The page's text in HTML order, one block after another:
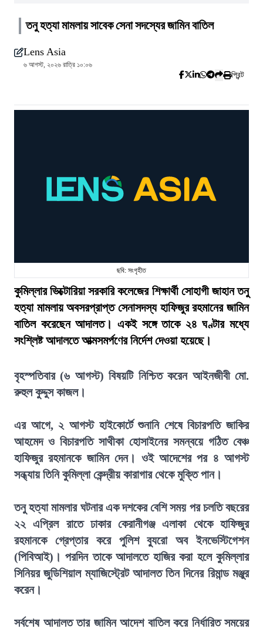
তনু হত্যা মামলায় সাবেক সেনা সদস্যের জামিন বাতিল
Lens Asia
৬ আগস্ট, ২০২৬ রাত্রি ১০:০৬
প্রিন্ট
ছবি: সংগৃহীত
কুমিল্লার ভিক্টোরিয়া সরকারি কলেজের শিক্ষার্থী সোহাগী জাহান তনু
হত্যা মামলায় অবসরপ্রাপ্ত সেনাসদস্য হাফিজুর রহমানের জামিন
বাতিল করেছেন আদালত। একই সঙ্গে তাকে ২৪ ঘণ্টার মধ্যে
সংশ্লিষ্ট আদালতে আত্মসমর্পণের নির্দেশ দেওয়া হয়েছে।
বৃহস্পতিবার (৬ আগস্ট) বিষয়টি নিশ্চিত করেন আইনজীবী মো.
রুহুল কুদ্দুস কাজল।
এর আগে, ২ আগস্ট হাইকোর্টে শুনানি শেষে বিচারপতি জাকির
আহমেদ ও বিচারপতি সাথীকা হোসাইনের সমন্বয়ে গঠিত বেঞ্চ
হাফিজুর রহমানকে জামিন দেন। ওই আদেশের পর ৪ আগস্ট
সন্ধ্যায় তিনি কুমিল্লা কেন্দ্রীয় কারাগার থেকে মুক্তি পান।
তনু হত্যা মামলার ঘটনার এক দশকের বেশি সময় পর চলতি বছরের
২২ এপ্রিল রাতে ঢাকার কেরানীগঞ্জ এলাকা থেকে হাফিজুর
রহমানকে গ্রেপ্তার করে পুলিশ ব্যুরো অব ইনভেস্টিগেশন
(পিবিআই)। পরদিন তাকে আদালতে হাজির করা হলে কুমিল্লার
সিনিয়র জুডিশিয়াল ম্যাজিস্ট্রেট আদালত তিন দিনের রিমান্ড মঞ্জুর
করেন।
সর্বশেষ আদালত তার জামিন আদেশ বাতিল করে নির্ধারিত সময়ের